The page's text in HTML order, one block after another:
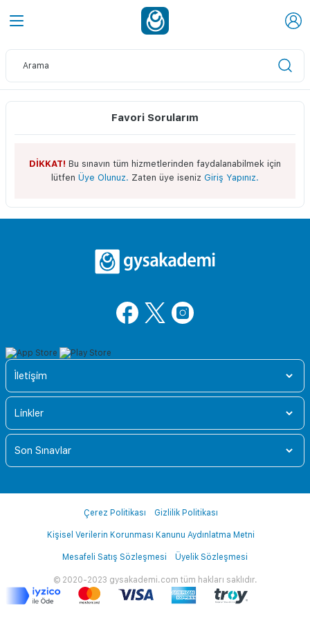
Favori Sorularım
DİKKAT! Bu sınavın tüm hizmetlerinden faydalanabilmek için
lütfen Üye Olunuz. Zaten üye iseniz Giriş Yapınız.
İletişim
Linkler
Son Sınavlar
© 2020-2023 gysakademi.com tüm hakları saklıdır.
Çerez Politikası Gizlilik Politikası
Kişisel Verilerin Korunması Kanunu Aydınlatma Metni
Mesafeli Satış Sözleşmesi Üyelik Sözleşmesi